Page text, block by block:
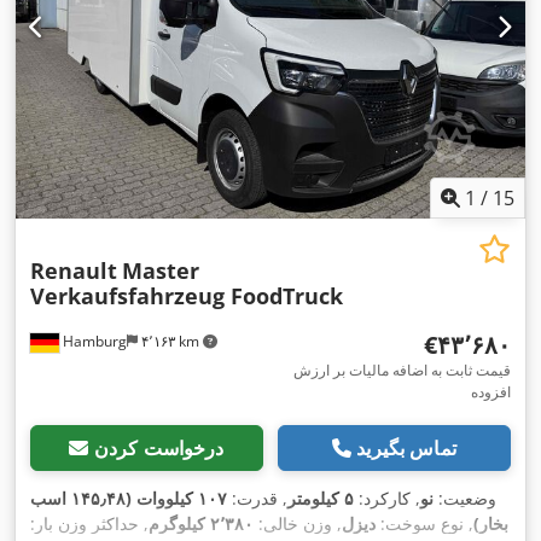
1 / 15
Hamburg ۴٬۱۶۳ km
Renault Master
Verkaufsfahrzeug FoodTruck
‎€۴۳٬۶۸۰
قیمت ثابت به اضافه مالیات بر ارزش
افزوده
درخواست کردن تماس بگیرید
وضعیت: نو, کارکرد: ۵ کیلومتر , قدرت:
۱۰۷ کیلووات (۱۴۵٫۴۸ اسب
بخار), نوع سوخت: دیزل, وزن خالی: ۲٬۳۸۰ کیلوگرم
, حداکثر وزن بار: